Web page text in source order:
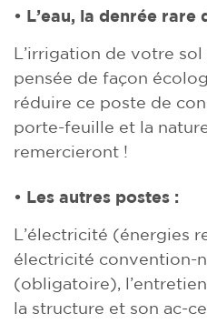
• L’eau, la denrée
L’irrigation de votre
pensée de façon
réduire ce poste de
porte-feuille et la
remercieront !
• Les autres postes :
L’électricité (énergies
électricité convention-
(obligatoire),
la structure et son ac-